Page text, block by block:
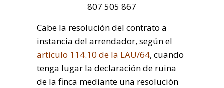
807 505 867
Cabe la resolución del contrato a
instancia del arrendador, según el
artículo 114.10 de la LAU/64, cuando
tenga lugar la declaración de ruina
de la finca mediante una resolución